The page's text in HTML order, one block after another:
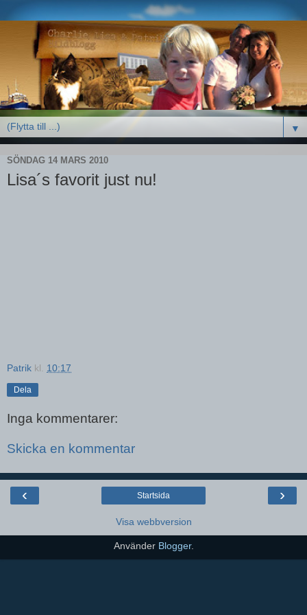
▼
SÖNDAG 14 MARS 2010
Lisa´s favorit just nu!
Patrik kl. 10:17
Dela
Inga kommentarer:
Skicka en kommentar
‹ ›
Startsida
Visa webbversion
Använder Blogger.